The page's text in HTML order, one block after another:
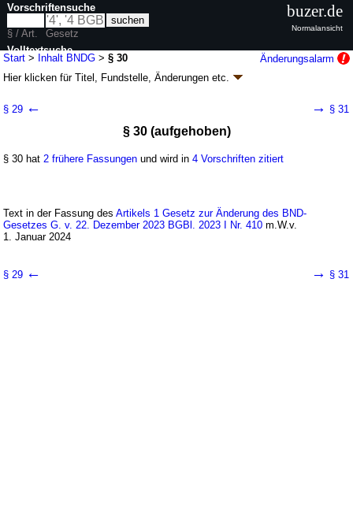
Start > Inhalt BNDG >§ 30
Änderungsalarm
Hier klicken fürTitel, Fundstelle, Änderungen etc.
G. v. 02.12.2025BGBl. 2025 I Nr. 301
27 weitere Fassungen | Drucksachen / Entwurf / Begründung
Unterabschnitt 2 (aufgehoben)
§ 29 ← → § 31
§ 30 (aufgehoben)
§ 30 hat 2 frühere Fassungen und wird in4 Vorschriften zitiert
Text in der Fassung desArtikels 1 Gesetz zur Änderung des BND-
Gesetzes G. v. 22. Dezember 2023 BGBl. 2023 I Nr. 410 m.W.v.
1. Januar 2024
§ 29 ← → § 31
Vorschriftensuche
§ / Art.
Gesetz
Volltextsuche
nur in BNDG
buzer.de
Normalansicht